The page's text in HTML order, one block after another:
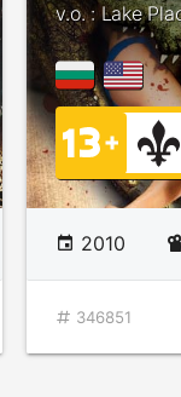
v.o. : Lake
2010
346851